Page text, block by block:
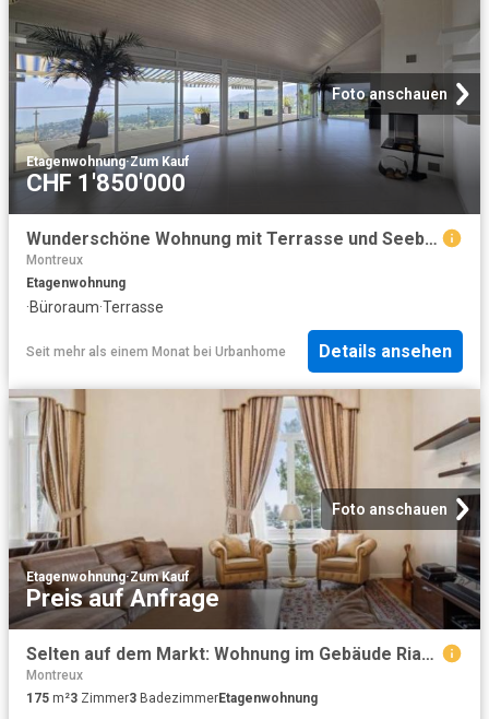
Foto anschauen
Etagenwohnung·Zum Kauf
CHF 1'850'000
Wunderschöne Wohnung mit Terrasse und Seeblick
Montreux
Etagenwohnung
·Büroraum·Terrasse
Seit mehr als einem Monat bei Urbanhome Details ansehen
Foto anschauen
Etagenwohnung·Zum Kauf
Preis auf Anfrage
Selten auf dem Markt: Wohnung im Gebäude Riant Château in Montreux T
Montreux
175 m²3 Zimmer3 BadezimmerEtagenwohnung